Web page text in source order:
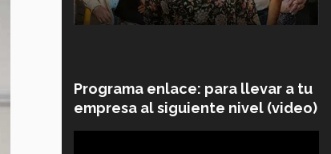
Programa enlace: para llevar a tu
empresa al siguiente nivel (video)